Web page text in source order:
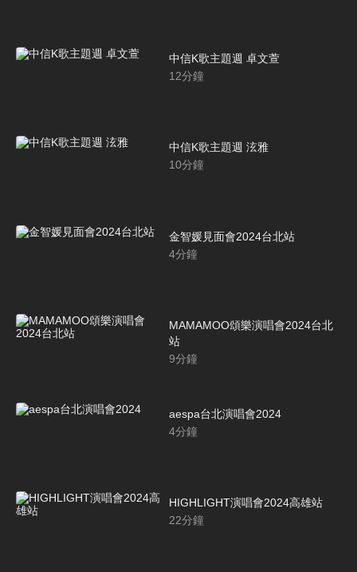
中信K歌主題週 卓文萱
12分鐘
中信K歌主題週 泫雅
10分鐘
金智媛見面會2024台北站
4分鐘
MAMAMOO頌樂演唱會2024台北
站
9分鐘
aespa台北演唱會2024
4分鐘
HIGHLIGHT演唱會2024高雄站
22分鐘